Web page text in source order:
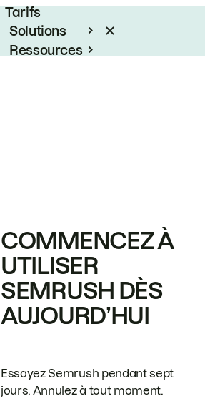
Tarifs
Solutions
Ressources
COMMENCEZ À
UTILISER
SEMRUSH DÈS
AUJOURD’HUI
Essayez Semrush pendant sept
jours. Annulez à tout moment.